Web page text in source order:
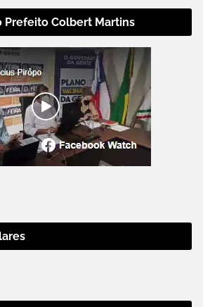
Prefeito Colbert Martins